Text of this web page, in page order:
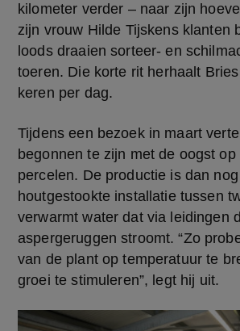
kilometer verder – naar zijn
zijn vrouw Hilde Tijskens klanten
loods draaien sorteer- en
toeren. Die korte rit herhaalt
keren per dag.
Tijdens een bezoek in maart
begonnen te zijn met de oogst op
percelen. De productie is dan
houtgestookte installatie tussen
verwarmt water dat via leidingen
aspergeruggen stroomt. “Zo
van de plant op temperatuur te
groei te stimuleren”, legt hij uit.